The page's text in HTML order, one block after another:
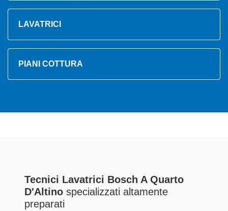
LAVATRICI
PIANI COTTURA
Tecnici Lavatrici Bosch A Quarto
D'Altino specializzati altamente
preparati